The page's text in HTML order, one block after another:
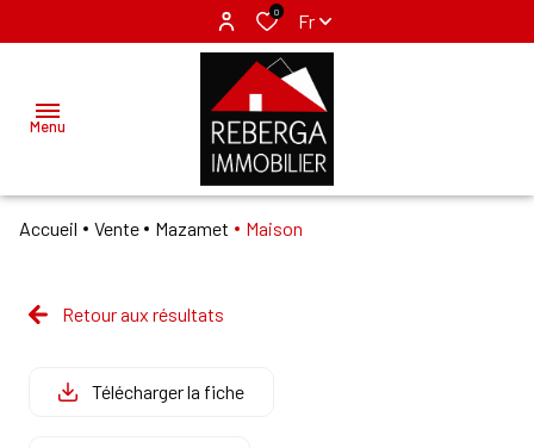
0 Fr
Menu
ACHETER
MAZAMET
Accueil Vente Mazamet Maison
Retour aux résultats
Télécharger la fiche